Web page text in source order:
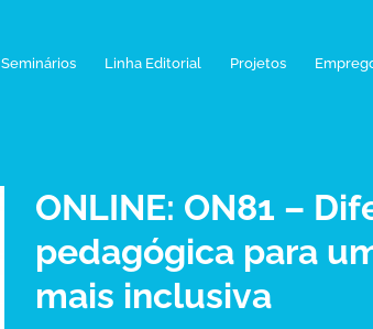
Seminários Linha Editorial Projetos
ONLINE: ON81 –
pedagógica para
mais inclusiva